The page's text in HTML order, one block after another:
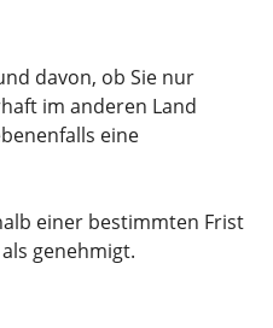
davon, ob Sie nur
im anderen Land
eine
einer bestimmten Frist
genehmigt.